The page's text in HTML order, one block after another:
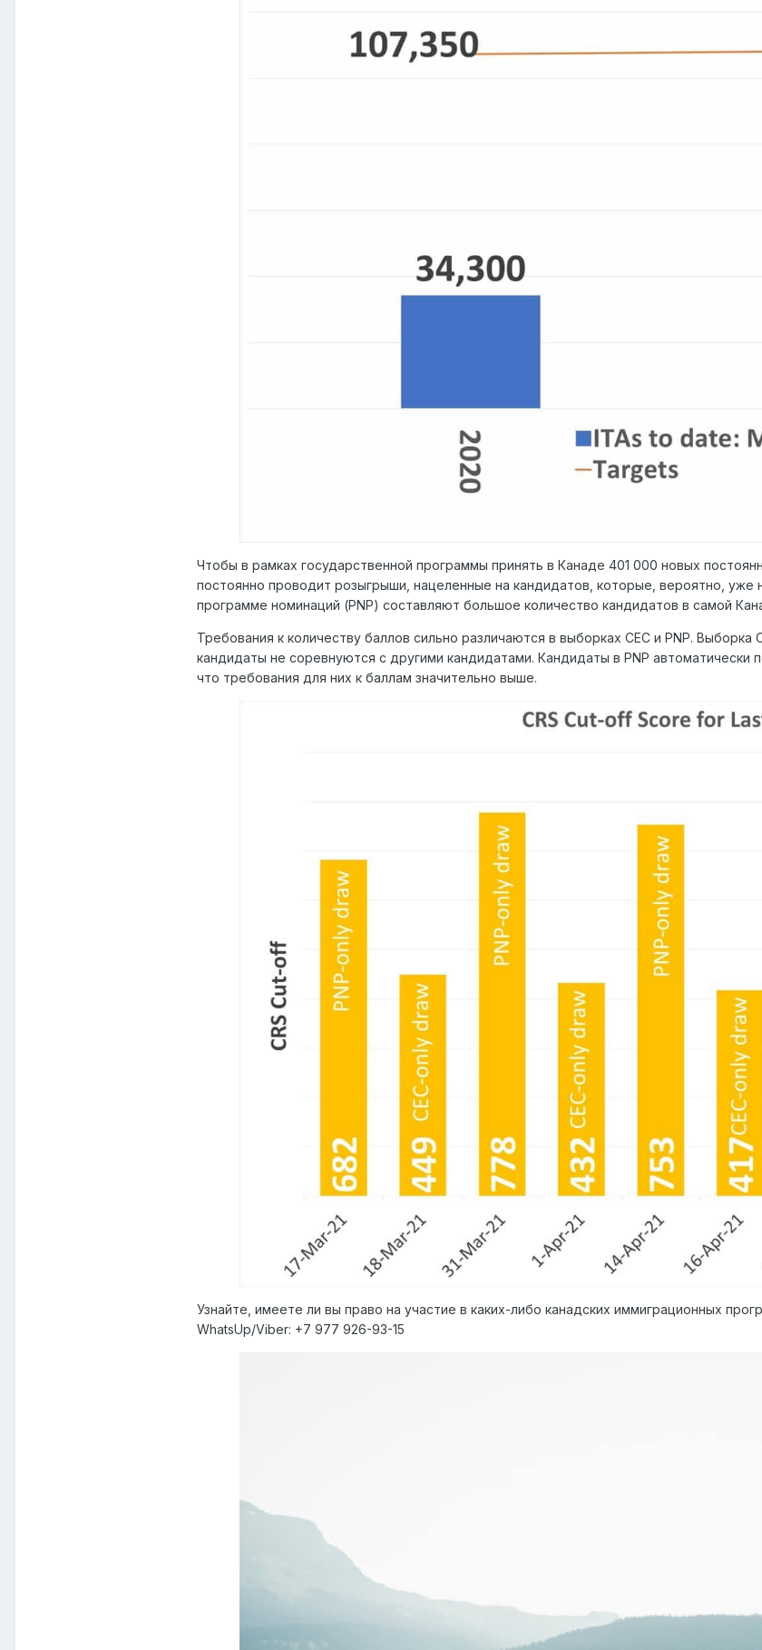
Чтобы в рамках государственной программы принять в Канаде 401 000 новых
постоянно проводит розыгрыши, нацеленные на кандидатов, которые, вероятно, уже
программе номинаций (PNP) составляют большое количество кандидатов в самой
Требования к количеству баллов сильно различаются в выборках CEC и PNP.
кандидаты не соревнуются с другими кандидатами. Кандидаты в PNP автоматически
что требования для них к баллам значительно выше.
Узнайте, имеете ли вы право на участие в каких-либо канадских иммиграционных
WhatsUp/Viber: +7 977 926-93-15